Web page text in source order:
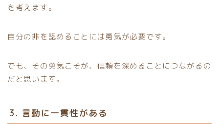
を考えます。
自分の非を認めることには勇気が必要です。
でも、その勇気こそが、信頼を深めることにつながるの
だと思います。
3. 言動に一貫性がある